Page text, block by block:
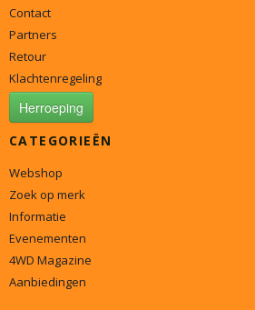
Contact
Partners
Retour
Klachtenregeling
Herroeping
CATEGORIEËN
Webshop
Zoek op merk
Informatie
Evenementen
4WD Magazine
Aanbiedingen